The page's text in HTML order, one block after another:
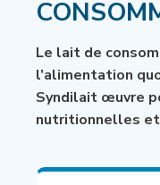
Le lait de
l’alimentation
Syndilait œuvre
nutritionnelles et